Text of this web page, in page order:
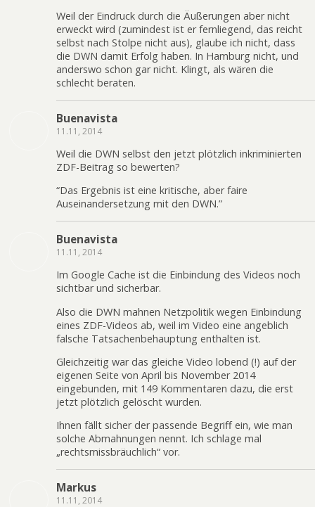
Weil der Eindruck durch die Äußerungen aber nicht
erweckt wird (zumindest ist er fernliegend, das reicht
selbst nach Stolpe nicht aus), glaube ich nicht, dass
die DWN damit Erfolg haben. In Hamburg nicht, und
anderswo schon gar nicht. Klingt, als wären die
schlecht beraten.
Buenavista
11.11, 2014
Weil die DWN selbst den jetzt plötzlich inkriminierten
ZDF-Beitrag so bewerten?
“Das Ergebnis ist eine kritische, aber faire
Auseinandersetzung mit den DWN.”
Buenavista
11.11, 2014
Im Google Cache ist die Einbindung des Videos noch
sichtbar und sicherbar.
Also die DWN mahnen Netzpolitik wegen Einbindung
eines ZDF-Videos ab, weil im Video eine angeblich
falsche Tatsachenbehauptung enthalten ist.
Gleichzeitig war das gleiche Video lobend (!) auf der
eigenen Seite von April bis November 2014
eingebunden, mit 149 Kommentaren dazu, die erst
jetzt plötzlich gelöscht wurden.
Ihnen fällt sicher der passende Begriff ein, wie man
solche Abmahnungen nennt. Ich schlage mal
„rechtsmissbräuchlich“ vor.
Markus
11.11, 2014